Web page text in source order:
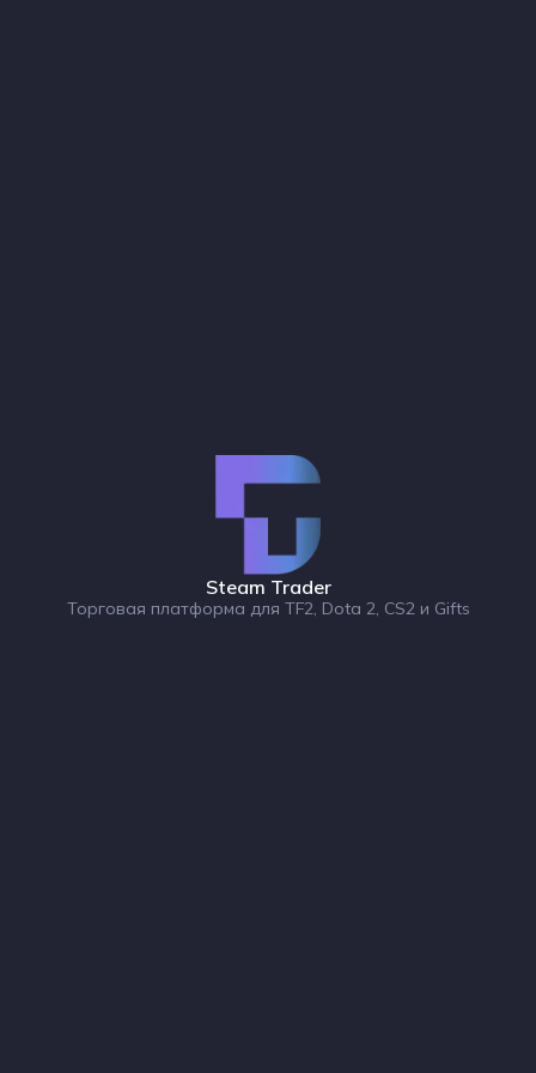
Steam Trader
Торговая платформа для TF2, Dota 2, CS2 и Gifts